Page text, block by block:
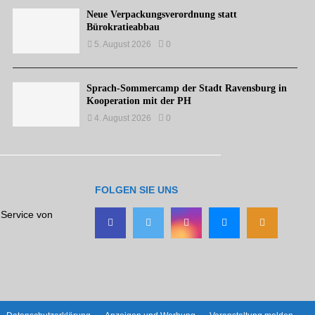
Neue Verpackungsverordnung statt
Bürokratieabbau
5. August 2026 0
Sprach-Sommercamp der Stadt Ravensburg in
Kooperation mit der PH
4. August 2026 0
von
FOLGEN SIE UNS